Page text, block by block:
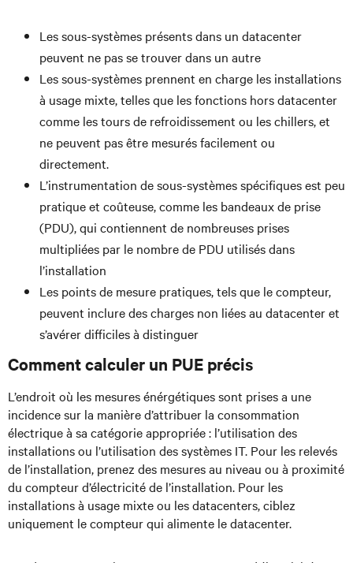
Les sous-systèmes présents dans un datacenter
peuvent ne pas se trouver dans un autre
Les sous-systèmes prennent en charge les installations
à usage mixte, telles que les fonctions hors datacenter
comme les tours de refroidissement ou les chillers, et
ne peuvent pas être mesurés facilement ou
directement.
L’instrumentation de sous-systèmes spécifiques est peu
pratique et coûteuse, comme les bandeaux de prise
(PDU), qui contiennent de nombreuses prises
multipliées par le nombre de PDU utilisés dans
l’installation
Les points de mesure pratiques, tels que le compteur,
peuvent inclure des charges non liées au datacenter et
s’avérer difficiles à distinguer
Comment calculer un PUE précis
L’endroit où les mesures énérgétiques sont prises a une
incidence sur la manière d’attribuer la consommation
électrique à sa catégorie appropriée : l’utilisation des
installations ou l’utilisation des systèmes IT. Pour les relevés
de l’installation, prenez des mesures au niveau ou à proximité
du compteur d’électricité de l’installation. Pour les
installations à usage mixte ou les datacenters, ciblez
uniquement le compteur qui alimente le datacenter.